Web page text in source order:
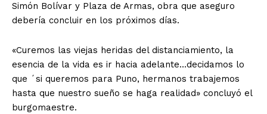
Simón Bolívar y Plaza de Armas, obra que aseguro
debería concluir en los próximos días.
«Curemos las viejas heridas del distanciamiento, la
esencia de la vida es ir hacia adelante…decidamos lo
que ´si queremos para Puno, hermanos trabajemos
hasta que nuestro sueño se haga realidad» concluyó el
burgomaestre.